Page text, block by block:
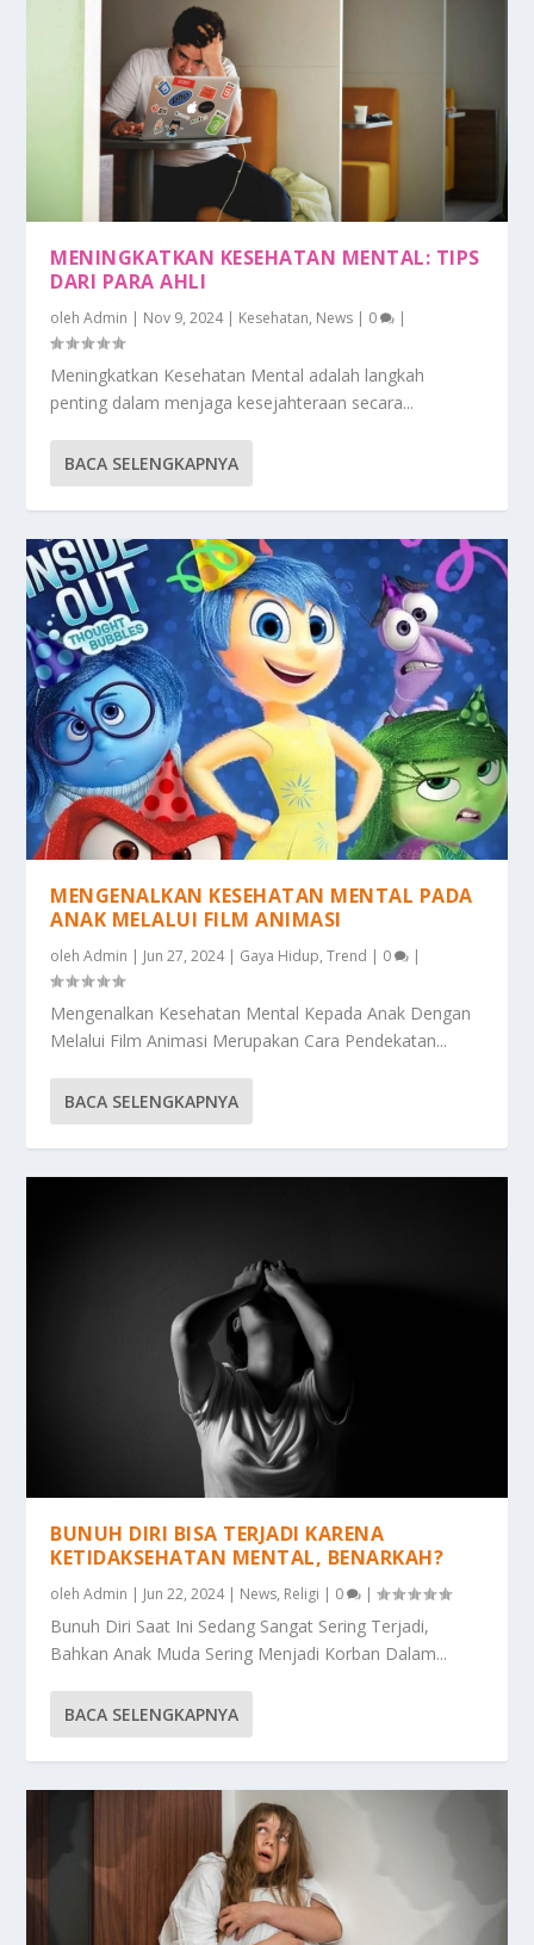
MENINGKATKAN KESEHATAN MENTAL: TIPS
DARI PARA AHLI
olehAdmin | Nov 9, 2024| Kesehatan, News | 0 |
Meningkatkan Kesehatan Mental adalah langkah
penting dalam menjaga kesejahteraan secara...
BACA SELENGKAPNYA
MENGENALKAN KESEHATAN MENTAL PADA
ANAK MELALUI FILM ANIMASI
olehAdmin | Jun 27, 2024| Gaya Hidup,Trend | 0 |
Mengenalkan Kesehatan Mental Kepada Anak Dengan
Melalui Film Animasi Merupakan Cara Pendekatan...
BACA SELENGKAPNYA
BUNUH DIRI BISA TERJADI KARENA
KETIDAKSEHATAN MENTAL, BENARKAH?
olehAdmin | Jun 22, 2024| News, Religi | 0 |
Bunuh Diri Saat Ini Sedang Sangat Sering Terjadi,
Bahkan Anak Muda Sering Menjadi Korban Dalam...
BACA SELENGKAPNYA